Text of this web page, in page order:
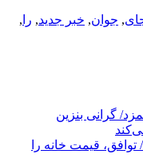
, جوان, خبر جدید, را ,
دستمزد/ گرانی بنزین
قیمت خانه را